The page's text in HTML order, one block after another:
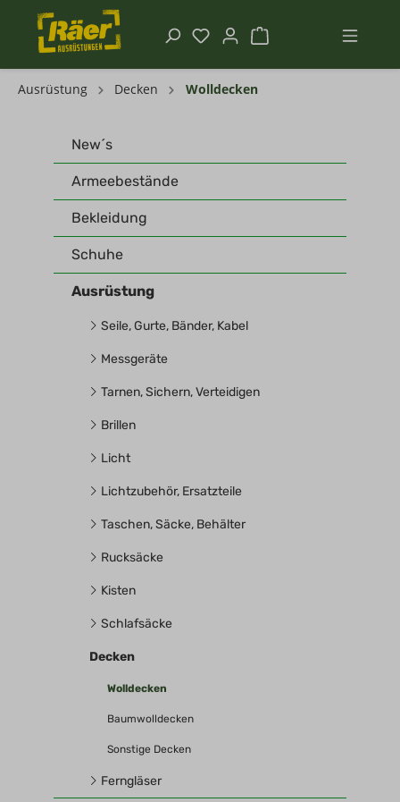
Ausrüstung Decken Wolldecken
New´s
Armeebestände
Bekleidung
Schuhe
Ausrüstung
Seile, Gurte, Bänder, Kabel
Messgeräte
Tarnen, Sichern, Verteidigen
Brillen
Licht
Lichtzubehör, Ersatzteile
Taschen, Säcke, Behälter
Rucksäcke
Kisten
Schlafsäcke
Decken
Wolldecken
Baumwolldecken
Sonstige Decken
Ferngläser